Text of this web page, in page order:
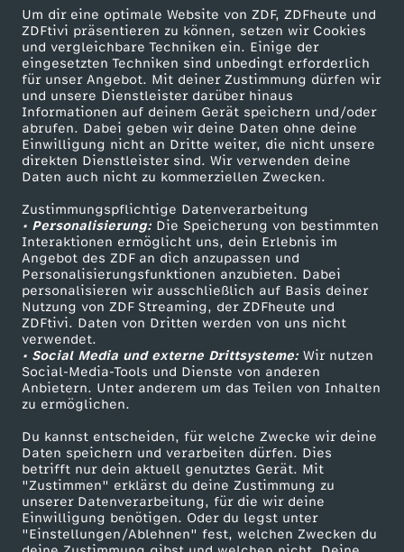
Um dir eine optimale Website von ZDF, ZDFheute und
ZDFtivi präsentieren zu können, setzen wir Cookies
und vergleichbare Techniken ein. Einige der
eingesetzten Techniken sind unbedingt erforderlich
für unser Angebot. Mit deiner Zustimmung dürfen wir
und unsere Dienstleister darüber hinaus
Informationen auf deinem Gerät speichern und/oder
abrufen. Dabei geben wir deine Daten ohne deine
Einwilligung nicht an Dritte weiter, die nicht unsere
direkten Dienstleister sind. Wir verwenden deine
Daten auch nicht zu kommerziellen Zwecken.
Zustimmungspflichtige Datenverarbeitung
• Personalisierung:Die Speicherung von bestimmten
Interaktionen ermöglicht uns, dein Erlebnis im
Angebot des ZDF an dich anzupassen und
Personalisierungsfunktionen anzubieten. Dabei
personalisieren wir ausschließlich auf Basis deiner
Nutzung von ZDF Streaming, der ZDFheute und
ZDFtivi. Daten von Dritten werden von uns nicht
verwendet.
• Social Media und externe Drittsysteme:Wir nutzen
Social-Media-Tools und Dienste von anderen
Anbietern. Unter anderem um das Teilen von Inhalten
zu ermöglichen.
Du kannst entscheiden, für welche Zwecke wir deine
Daten speichern und verarbeiten dürfen. Dies
betrifft nur dein aktuell genutztes Gerät. Mit
"Zustimmen" erklärst du deine Zustimmung zu
unserer Datenverarbeitung, für die wir deine
Einwilligung benötigen. Oder du legst unter
"Einstellungen/Ablehnen" fest, welchen Zwecken du
a
c
h
u
n
g
e
r
e
c
h
t
s
c
h
r
e
c
k
ä
p
p
c
h
e
n
s
c
h
e
M
o
m
e
n
t
e
:
i
u
n
d
N
a
n
n
i
Mehr ZDF
ZDF-Apps
Smart TV
ZDFtext
Livestreams
Sendungen A-Z
TV-Programm
Service
ZDFmitreden
Kontakt zum ZDF
Tickets
Zuschauerservice
Hilfe
ZDF Unternehmen
Karriere
ZDF goes Schule
Werbefernsehen
Mainzelmännchen